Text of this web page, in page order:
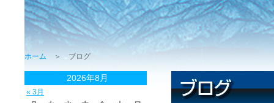
ホーム ＞ ブログ
2026年8月
« 3月